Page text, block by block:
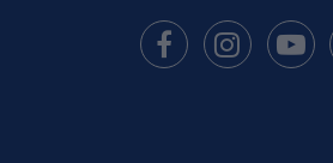
Bekijk onze pagina
Bekijk onze